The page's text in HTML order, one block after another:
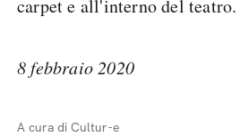
carpet e all'interno del teatro.
8 febbraio 2020
A cura di Cultur-e